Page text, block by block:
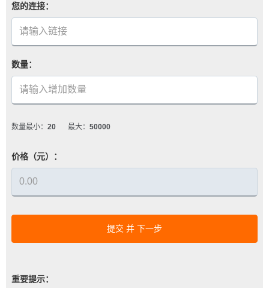
您的连接：
数量：
数量最小： 20 最大： 50000
价格（元）：
提交 并 下一步
重要提示：